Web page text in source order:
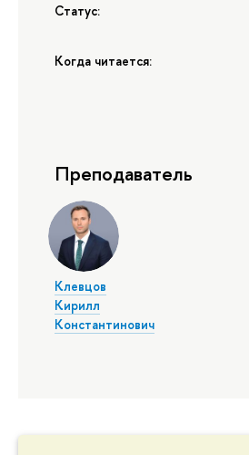
Статус:
Когда читается:
Преподаватель
Клевцов
Кирилл
Константинович